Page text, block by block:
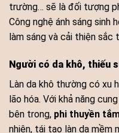
trường… sẽ là đối tượng
Công nghệ ánh sáng
làm sáng và cải thiện sắc
Người có da khô, thiếu
Làn da khô thường có xu
lão hóa. Với khả năng
bên trong, phi thuyền
nhiên, tái tạo làn da mềm